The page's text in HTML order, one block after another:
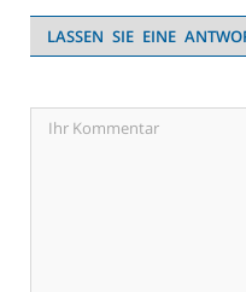
LASSEN SIE EINE